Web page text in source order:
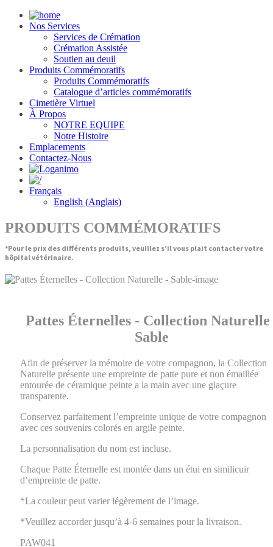
Nos Services
Services de Crémation
Crémation Assistée
Soutien au deuil
Produits Commémoratifs
Produits Commémoratifs
Catalogue d’articles commémoratifs
Cimetière Virtuel
À Propos
NOTRE EQUIPE
Notre Histoire
Emplacements
Contactez-Nous
Français
English (Anglais)
PRODUITS COMMÉMORATIFS
*Pour le prix des différents produits, veuillez s’il vous plait contacter votre
hôpital vétérinaire.
Pattes Éternelles - Collection Naturelle
Sable
Afin de préserver la mémoire de votre compagnon, la Collection
Naturelle présente une empreinte de patte pure et non émaillée
entourée de céramique peinte a la main avec une glaçure
transparente.
Conservez parfaitement l’empreinte unique de votre compagnon
avec ces souvenirs colorés en argile peinte.
La personnalisation du nom est incluse.
Chaque Patte Éternelle est montée dans un étui en similicuir
d’empreinte de patte.
*La couleur peut varier légèrement de l’image.
*Veuillez accorder jusqu’à 4-6 semaines pour la livraison.
PAW041